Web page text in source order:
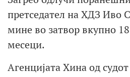
претседател на ХДЗ Иво
мине во затвор вкупно
месеци.
Агенцијата Хина од